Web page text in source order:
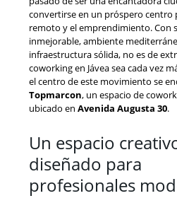
convertirse en un próspero centro
remoto y el emprendimiento. Con
inmejorable, ambiente
infraestructura sólida, no es de
coworking en Jávea sea cada vez
el centro de este movimiento se
Topmarcon, un espacio de
ubicado en Avenida Augusta 30.
Un espacio
diseñado para
profesionales